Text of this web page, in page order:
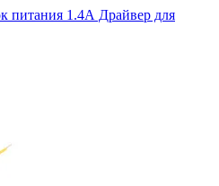
питания 1.4А Драйвер для